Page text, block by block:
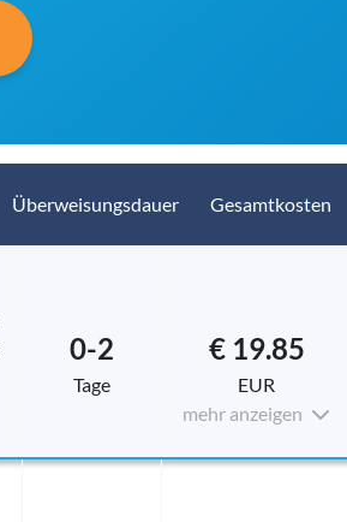
Überweisungsdauer Gesamtkosten
0-2
Tage
€ 19.85
EUR
mehr anzeigen